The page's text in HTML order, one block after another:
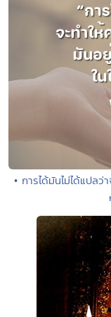
• การได้มันไม่ได้แปล